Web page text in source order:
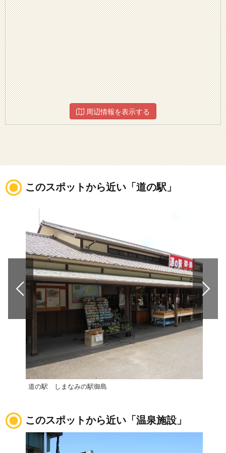
周辺情報を表示する
このスポットから近い「道の駅」
道の駅 しまなみの駅御島
このスポットから近い「温泉施設」